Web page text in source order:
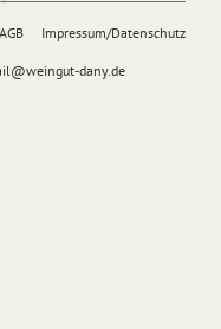
AGB Impressum/Datenschutz
weingut-dany.de